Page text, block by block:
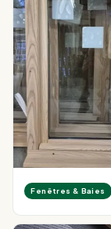
Fenêtres & Baies